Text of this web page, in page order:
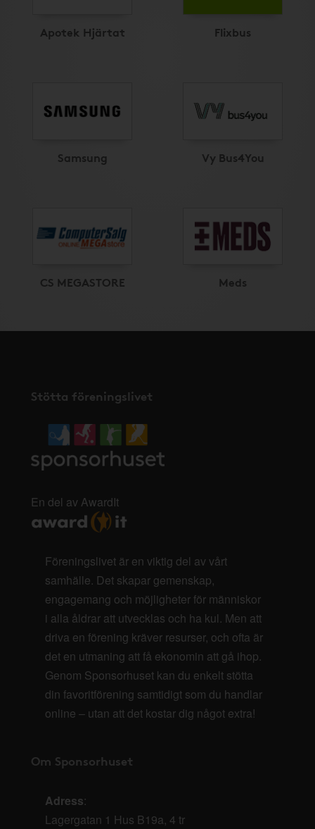
Apotek Hjärtat Flixbus
Samsung Vy Bus4You
CS MEGASTORE Meds
Stötta föreningslivet
En del av AwardIt
Föreningslivet är en viktig del av vårt
samhälle. Det skapar gemenskap,
engagemang och möjligheter för människor
i alla åldrar att utvecklas och ha kul. Men att
driva en förening kräver resurser, och ofta är
det en utmaning att få ekonomin att gå ihop.
Genom Sponsorhuset kan du enkelt stötta
din favoritförening samtidigt som du handlar
online – utan att det kostar dig något extra!
Om Sponsorhuset
Adress:
Lagergatan 1 Hus B19a, 4 tr